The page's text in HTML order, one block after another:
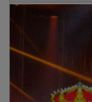
que se hace la
cómo íbamos a
si nada se
años. Es
Zapatero
pese a que la
rastro era tan